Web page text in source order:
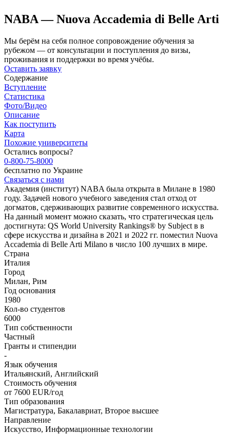
NABA — Nuova Accademia di Belle Arti
Мы берём на себя полное сопровождение обучения за
рубежом — от консультации и поступления до визы,
проживания и поддержки во время учёбы.
Оставить заявку
Содержание
Вступление
Статистика
Фото/Видео
Описание
Как поступить
Карта
Похожие университеты
Остались вопросы?
0-800-75-8000
бесплатно по Украине
Связаться с нами
Академия (институт) NABA была открыта в Милане в 1980
году. Задачей нового учебного заведения стал отход от
догматов, сдерживающих развитие современного искусства.
На данный момент можно сказать, что стратегическая цель
достигнута: QS World University Rankings® by Subject в в
сфере искусства и дизайна в 2021 и 2022 гг. поместил Nuova
Accademia di Belle Arti Milano в число 100 лучших в мире.
Страна
Италия
Город
Милан, Рим
Год основания
1980
Кол-во студентов
6000
Тип собственности
Частный
Гранты и стипендии
-
Язык обучения
Итальянский, Английский
Стоимость обучения
от 7600 EUR/год
Тип образования
Магистратура, Бакалавриат, Второе высшее
Направление
Искусство, Информационные технологии